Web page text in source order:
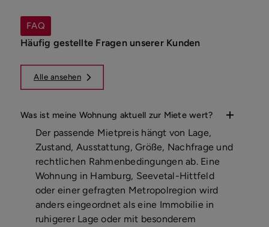
FAQ
Häufig gestellte Fragen unserer Kunden
Alle ansehen
Was ist meine Wohnung aktuell zur Miete wert?
Der passende Mietpreis hängt von Lage,
Zustand, Ausstattung, Größe, Nachfrage und
rechtlichen Rahmenbedingungen ab. Eine
Wohnung in Hamburg, Seevetal-Hittfeld
oder einer gefragten Metropolregion wird
anders eingeordnet als eine Immobilie in
ruhigerer Lage oder mit besonderem